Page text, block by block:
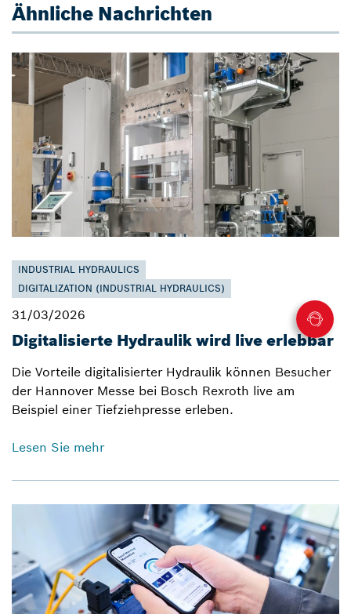
Ähnliche Nachrichten
INDUSTRIAL HYDRAULICS
DIGITALIZATION (INDUSTRIAL HYDRAULICS)
31/03/2026
Digitalisierte Hydraulik wird live erlebbar
Die Vorteile digitalisierter Hydraulik können Besucher
der Hannover Messe bei Bosch Rexroth live am
Beispiel einer Tiefziehpresse erleben.
Lesen Sie mehr